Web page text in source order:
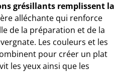
grésillants remplissent la
alléchante qui renforce
de la préparation et de la
Les couleurs et les
pour créer un plat
les yeux ainsi que les